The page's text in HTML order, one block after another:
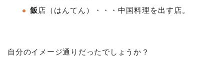
飯 店（はんてん）・・・中国料理を出す店。
自分のイメージ通りだったでしょうか？